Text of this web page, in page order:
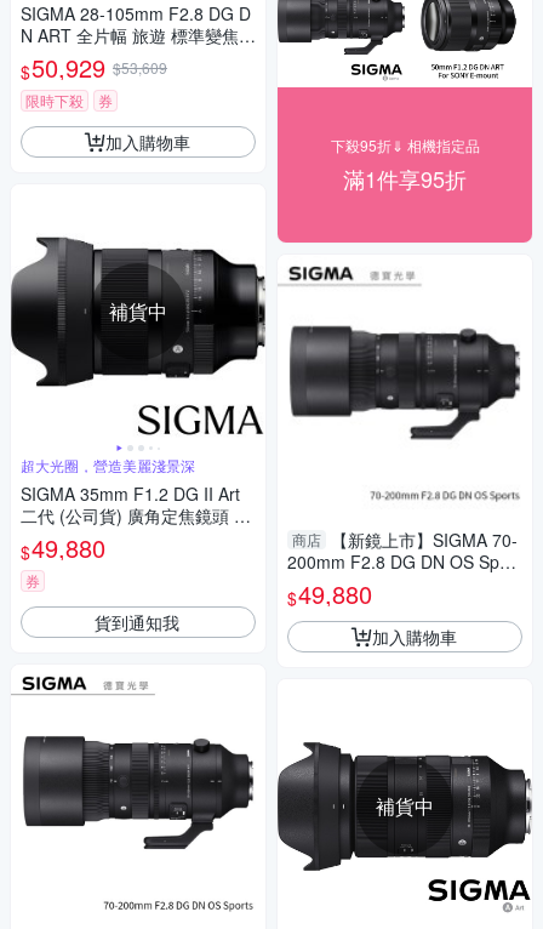
SIGMA 28-105mm F2.8 DG D
N ART 全片幅 旅遊 標準變焦鏡
頭 For SONY E-mount (公司
貨)
$50,929 $53,609
限時下殺
券
加入購物車
補貨中
超大光圈，營造美麗淺景深
SIGMA 35mm F1.2 DG II Art
二代 (公司貨) 廣角定焦鏡頭 人
像鏡 全片幅無反微單眼鏡頭
$49,880
券
貨到通知我
下殺95折⇓ 相機指定品
滿1件享95折
商店
【新鏡上市】SIGMA 70-
200mm F2.8 DG DN OS Sport
s for E mount 恆伸公司貨 飛羽
追星 棒球 必備
$49,880
加入購物車
補貨中